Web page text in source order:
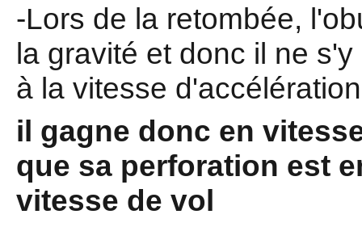
-Lors de la retombée,
la gravité et donc il ne
à la vitesse
il gagne donc en
que sa perforation est
vitesse de vol